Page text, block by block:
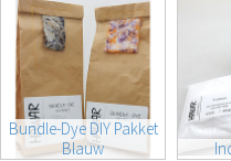
Bundle-Dye DIY Pakket
Blauw